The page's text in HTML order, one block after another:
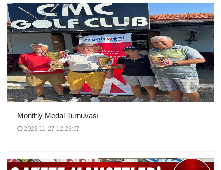
Monthly Medal Turnuvası
2023-11-27 12:29:07